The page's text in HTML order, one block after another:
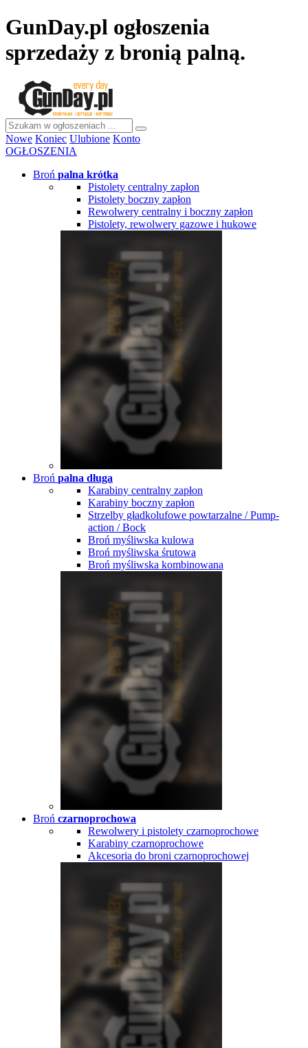
GunDay.pl ogłoszenia
sprzedaży z bronią palną.
Nowe Koniec Ulubione Konto
OGŁOSZENIA
Broń palna krótka
Pistolety centralny zapłon
Pistolety boczny zapłon
Rewolwery centralny i boczny zapłon
Pistolety, rewolwery gazowe i hukowe
Broń palna długa
Karabiny centralny zapłon
Karabiny boczny zapłon
Strzelby gładkolufowe powtarzalne / Pump-
action / Bock
Broń myśliwska kulowa
Broń myśliwska śrutowa
Broń myśliwska kombinowana
Broń czarnoprochowa
Rewolwery i pistolety czarnoprochowe
Karabiny czarnoprochowe
Akcesoria do broni czarnoprochowej